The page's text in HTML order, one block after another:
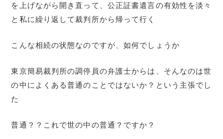
を上げながら開き直って、公正証書遺言の有効性を淡々
と私に繰り返して裁判所から帰って行く
こんな相続の状態なのですが、如何でしょうか
東京簡易裁判所の調停員の弁護士からは、そんなのは世
の中によくある普通のことではないか？という主張でし
た
普通？？これで世の中の普通？ですか？